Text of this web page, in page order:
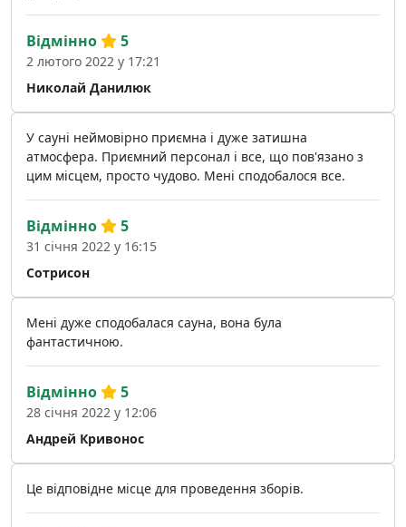
Николай Данилюк
Відмінно 5
2 лютого 2022 у 17:21
У сауні неймовірно приємна і дуже затишна
атмосфера. Приємний персонал і все, що пов'язано з
цим місцем, просто чудово. Мені сподобалося все.
Сотрисон
Відмінно 5
31 січня 2022 у 16:15
Мені дуже сподобалася сауна, вона була
фантастичною.
Андрей Кривонос
Відмінно 5
28 січня 2022 у 12:06
Це відповідне місце для проведення зборів.